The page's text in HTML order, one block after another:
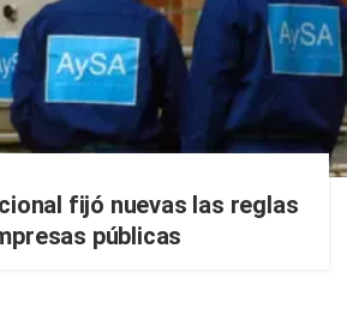
fijó nuevas las reglas
públicas